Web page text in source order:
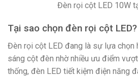
Đèn rọi cột LED 10W
Tại sao chọn đèn rọi cột LED?
Đèn rọi cột LED đang là sự lựa chọn
sáng cột đèn nhờ nhiều ưu điểm
thống, đèn LED tiết kiệm điện năng